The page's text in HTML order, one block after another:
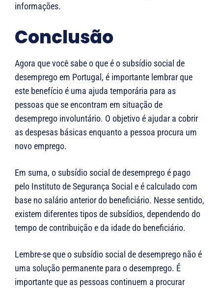
informações.
Conclusão
Agora que você sabe o que é o subsídio social de
desemprego em Portugal, é importante lembrar que
este benefício é uma ajuda temporária para as
pessoas que se encontram em situação de
desemprego involuntário. O objetivo é ajudar a cobrir
as despesas básicas enquanto a pessoa procura um
novo emprego.
Em suma, o subsídio social de desemprego é pago
pelo Instituto de Segurança Social e é calculado com
base no salário anterior do beneficiário. Nesse sentido,
existem diferentes tipos de subsídios, dependendo do
tempo de contribuição e da idade do beneficiário.
Lembre-se que o subsídio social de desemprego não é
uma solução permanente para o desemprego. É
importante que as pessoas continuem a procurar